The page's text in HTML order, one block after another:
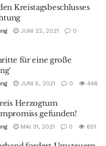
Kreistagsbeschlusses
JUNI 22, 2021
0
für eine große
JUNI 5, 2021 0 448
Herzogtum
gefunden!
MAI 31, 2021 0 651